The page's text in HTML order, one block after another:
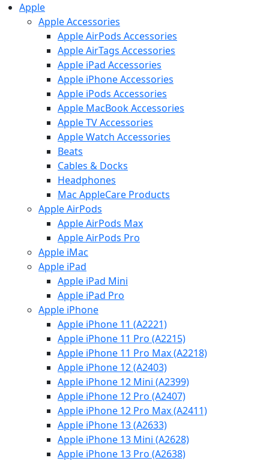
Apple
Apple Accessories
Apple AirPods Accessories
Apple AirTags Accessories
Apple iPad Accessories
Apple iPhone Accessories
Apple iPods Accessories
Apple MacBook Accessories
Apple TV Accessories
Apple Watch Accessories
Beats
Cables & Docks
Headphones
Mac AppleCare Products
Apple AirPods
Apple AirPods Max
Apple AirPods Pro
Apple iMac
Apple iPad
Apple iPad Mini
Apple iPad Pro
Apple iPhone
Apple iPhone 11 (A2221)
Apple iPhone 11 Pro (A2215)
Apple iPhone 11 Pro Max (A2218)
Apple iPhone 12 (A2403)
Apple iPhone 12 Mini (A2399)
Apple iPhone 12 Pro (A2407)
Apple iPhone 12 Pro Max (A2411)
Apple iPhone 13 (A2633)
Apple iPhone 13 Mini (A2628)
Apple iPhone 13 Pro (A2638)